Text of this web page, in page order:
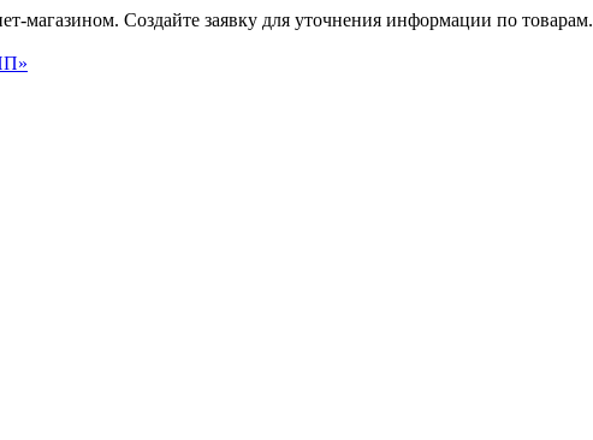
магазином. Создайте заявку для уточнения информации по товарам.